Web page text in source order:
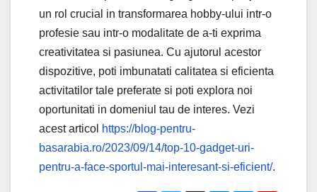
un rol crucial in transformarea hobby-ului intr-o
profesie sau intr-o modalitate de a-ti exprima
creativitatea si pasiunea. Cu ajutorul acestor
dispozitive, poti imbunatati calitatea si eficienta
activitatilor tale preferate si poti explora noi
oportunitati in domeniul tau de interes. Vezi
acest articol https://blog-pentru-
basarabia.ro/2023/09/14/top-10-gadget-uri-
pentru-a-face-sportul-mai-interesant-si-eficient/.